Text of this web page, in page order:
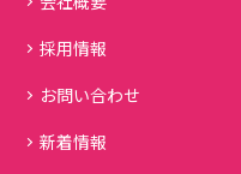
採用情報
お問い合わせ
新着情報